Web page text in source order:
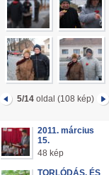
5/14oldal (108 kép)
2011. március
15.
48 kép
TORLÓDÁS, ÉS